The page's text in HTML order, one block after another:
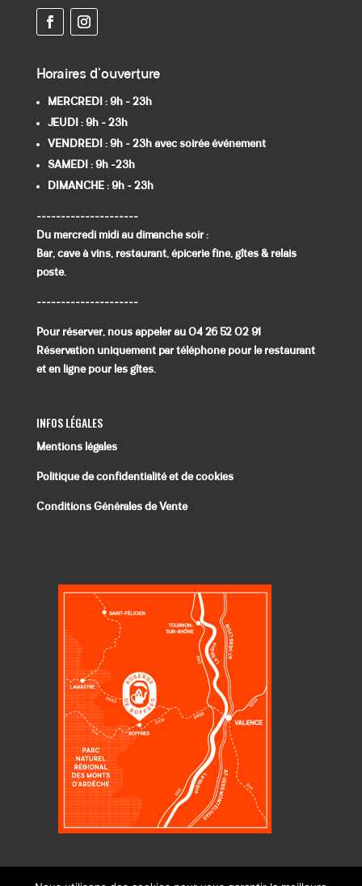
Horaires d'ouverture
MERCREDI : 9h - 23h
JEUDI : 9h - 23h
VENDREDI : 9h - 23h avec soirée événement
SAMEDI : 9h -23h
DIMANCHE : 9h - 23h
---------------------
Du mercredi midi au dimanche soir :
Bar, cave à vins, restaurant, épicerie fine, gîtes & relais
poste.
---------------------
Pour réserver, nous appeler au 04 26 52 02 91
Réservation uniquement par téléphone pour le restaurant
et en ligne pour les gîtes.
INFOS LÉGALES
Mentions légales
Politique de confidentialité et de cookies
Conditions Générales de Vente